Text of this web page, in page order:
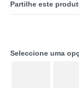
Partilhe este
Seleccione uma